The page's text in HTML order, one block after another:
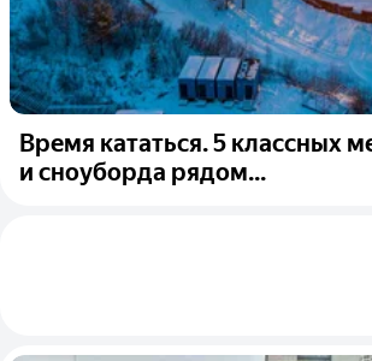
Время кататься. 5 классных
и сноуборда рядом...